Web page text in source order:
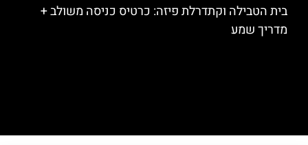
בית הטבילה וקתדרלת פיזה: כרטיס כניסה משולב +
מדריך שמע